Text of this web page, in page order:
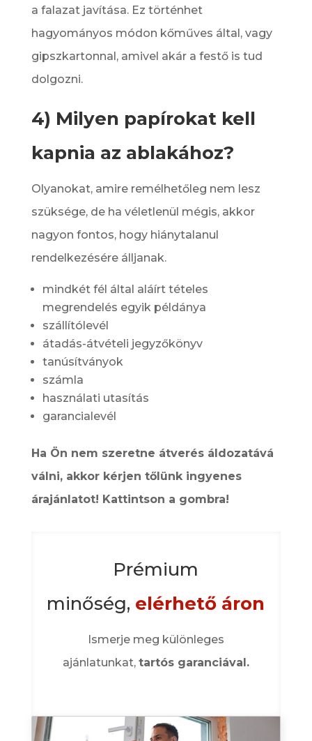
a falazat javítása. Ez történhet
hagyományos módon kőműves által, vagy
gipszkartonnal, amivel akár a festő is tud
dolgozni.
4) Milyen papírokat kell
kapnia az ablakához?
Olyanokat, amire remélhetőleg nem lesz
szüksége, de ha véletlenül mégis, akkor
nagyon fontos, hogy hiánytalanul
rendelkezésére álljanak.
mindkét fél által aláírt tételes
megrendelés egyik példánya
szállítólevél
átadás-átvételi jegyzőkönyv
tanúsítványok
számla
használati utasítás
garancialevél
Ha Ön nem szeretne átverés áldozatává
válni, akkor kérjen tőlünk ingyenes
árajánlatot! Kattintson a gombra!
Prémium
minőség, elérhető áron
Ismerje meg különleges
ajánlatunkat, tartós garanciával.